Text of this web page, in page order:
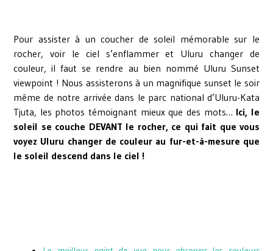
Pour assister à un coucher de soleil mémorable sur le
rocher, voir le ciel s’enflammer et Uluru changer de
couleur, il faut se rendre au bien nommé Uluru Sunset
viewpoint ! Nous assisterons à un magnifique sunset le soir
même de notre arrivée dans le parc national d’Uluru-Kata
Tjuta, les photos témoignant mieux que des mots… Ici, le
soleil se couche DEVANT le rocher, ce qui fait que vous
voyez Uluru changer de couleur au fur-et-à-mesure que
le soleil descend dans le ciel !